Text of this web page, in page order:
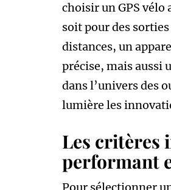
choisir un GPS vélo
soit pour des
distances, un
précise, mais aussi
dans l’univers des
lumière les
Les critères
performant